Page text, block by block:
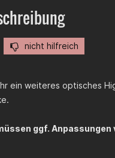
nicht hilfreich
ein weiteres optisches
ggf. Anpassungen